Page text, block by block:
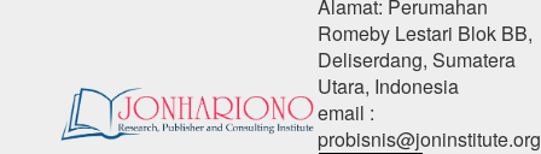
Alamat: Perumahan
Romeby Lestari Blok BB,
Deliserdang, Sumatera
Utara, Indonesia
email :
probisnis@joninstitute.org